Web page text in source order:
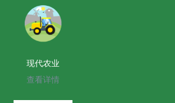
现代农业
查看详情